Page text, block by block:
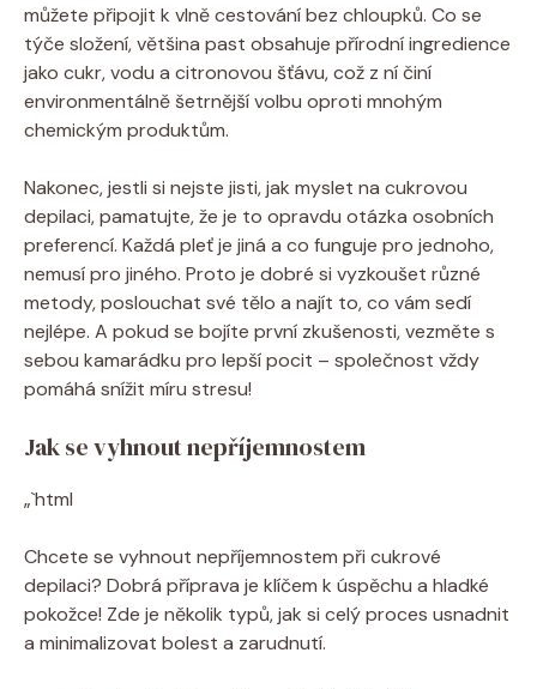
můžete ⁢připojit k vlně ​cestování‍ bez chloupků. ‍Co⁤ se
týče složení, většina past obsahuje přírodní ingredience
jako​ cukr, vodu a citronovou šťávu, což z⁣ ní činí⁢
environmentálně⁤ šetrnější volbu oproti mnohým
chemickým produktům.
Nakonec, jestli ‌si nejste‌ jisti, ⁣jak myslet na cukrovou
depilaci, pamatujte, ⁢že je⁣ to opravdu otázka osobních
preferencí.⁣ Každá pleť je ⁢jiná a co⁤ funguje ‌pro jednoho,​
nemusí pro jiného. Proto je ‌dobré ‍si vyzkoušet⁤ různé
metody, poslouchat‌ své tělo ​a najít to, co vám sedí
nejlépe.⁤ A pokud se bojíte první zkušenosti, ‍vezměte s
sebou ‍kamarádku pro⁢ lepší pocit – společnost vždy
pomáhá‍ snížit​ míru stresu!
Jak‌ se vyhnout nepříjemnostem
„`html
Chcete ​se​ vyhnout nepříjemnostem při cukrové
depilaci?⁤ Dobrá příprava ⁣je klíčem k ⁤úspěchu ‍a hladké‌
pokožce! Zde je několik typů,⁣ jak si ‍celý proces usnadnit⁢
a minimalizovat bolest a‌ zarudnutí.